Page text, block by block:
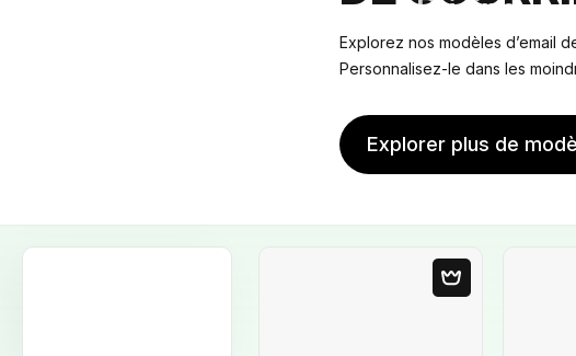
Pricing
Explorez nos modèles d’email
Personnalisez-le dans les
Explorer plus de